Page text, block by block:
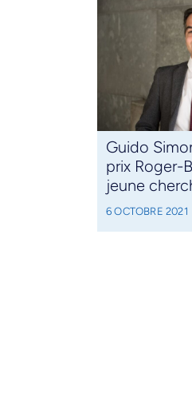
Guido
prix Roger-
jeune
6 OCTOBRE 2021